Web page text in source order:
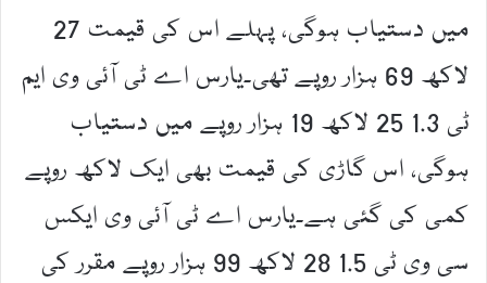
میں دستیاب ہوگی، پہلے اس کی قیمت 27
لاکھ 69 ہزار روپے تھی۔یارس اے ٹی آئی وی ایم
ٹی 1.3 25 لاکھ 19 ہزار روپے میں دستیاب
ہوگی، اس گاڑی کی قیمت بھی ایک لاکھ روپے
کمی کی گئی ہے۔یارس اے ٹی آئی وی ایکس
سی وی ٹی 1.5 28 لاکھ 99 ہزار روپے مقرر کی